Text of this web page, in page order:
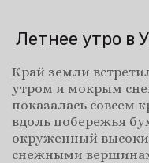
Летнее утро в
Край земли
утром и мокрым
показалась совсем
вдоль побережья
окруженный
снежными